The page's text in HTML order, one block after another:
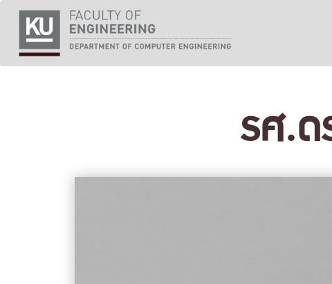
content
รศ.ด